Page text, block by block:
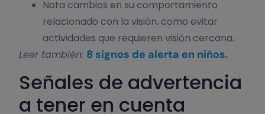
Nota cambios en su comportamiento
relacionado con la visión, como evitar
actividades que requieren visión cercana.
Leer también: 8 signos de alerta en niños.
Señales de advertencia
a tener en cuenta